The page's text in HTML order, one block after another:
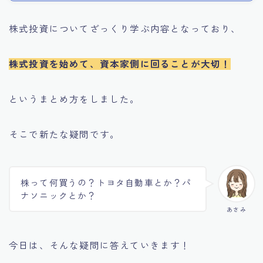
株式投資についてざっくり学ぶ内容となっており、
株式投資を始めて、資本家側に回ることが大切！
というまとめ方をしました。
そこで新たな疑問です。
あさみ
株って何買うの？トヨタ自動車とか？パ
ナソニックとか？
今日は、そんな疑問に答えていきます！